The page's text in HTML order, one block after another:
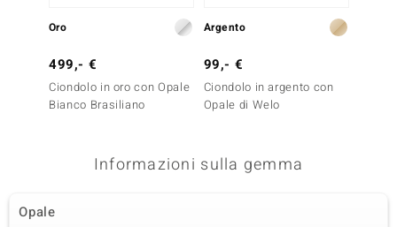
Oro
499,- €
Ciondolo in oro con Opale
Bianco Brasiliano
Argento
99,- €
Ciondolo in argento con
Opale di Welo
Informazioni sulla gemma
Opale